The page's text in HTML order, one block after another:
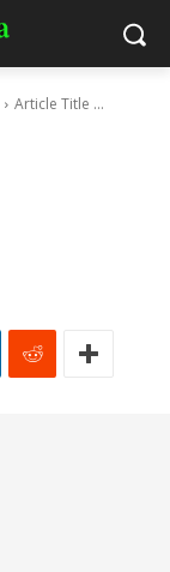
Article Title ...